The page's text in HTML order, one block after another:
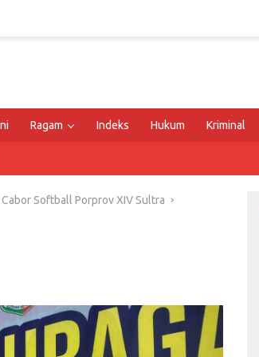
Ragam Indeks Hukum Kriminal
Softball Porprov XIV Sultra